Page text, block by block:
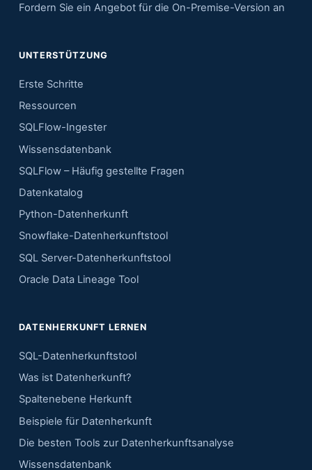
Fordern Sie ein Angebot für die On-Premise-Version an
UNTERSTÜTZUNG
Erste Schritte
Ressourcen
SQLFlow-Ingester
Wissensdatenbank
SQLFlow – Häufig gestellte Fragen
Datenkatalog
Python-Datenherkunft
Snowflake-Datenherkunftstool
SQL Server-Datenherkunftstool
Oracle Data Lineage Tool
DATENHERKUNFT LERNEN
SQL-Datenherkunftstool
Was ist Datenherkunft?
Spaltenebene Herkunft
Beispiele für Datenherkunft
Die besten Tools zur Datenherkunftsanalyse
Wissensdatenbank